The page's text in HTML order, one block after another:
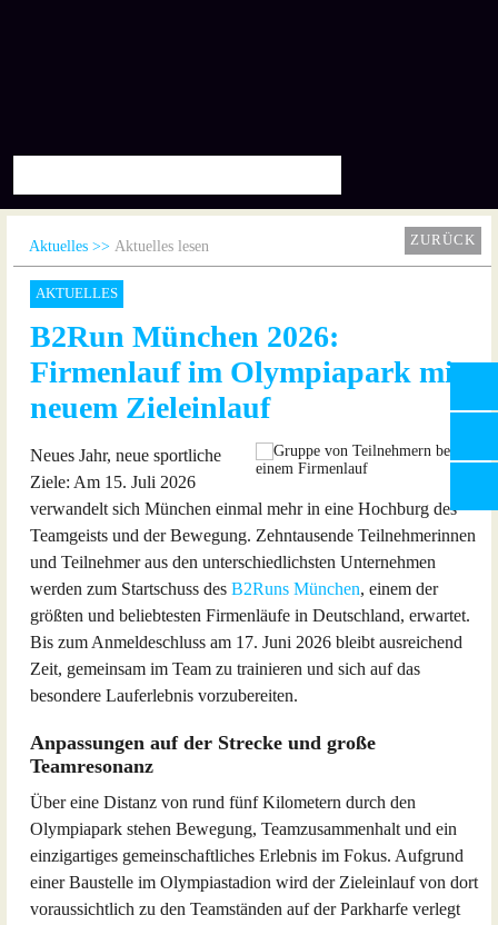
ZURÜCK
Aktuelles Aktuelles lesen
AKTUELLES
B2Run München 2026:
Firmenlauf im Olympiapark mit
neuem Zieleinlauf
Neues Jahr, neue sportliche
Ziele: Am 15. Juli 2026
verwandelt sich München einmal mehr in eine Hochburg des
Teamgeists und der Bewegung. Zehntausende Teilnehmerinnen
und Teilnehmer aus den unterschiedlichsten Unternehmen
werden zum Startschuss des B2Runs München, einem der
größten und beliebtesten Firmenläufe in Deutschland, erwartet.
Bis zum Anmeldeschluss am 17. Juni 2026 bleibt ausreichend
Zeit, gemeinsam im Team zu trainieren und sich auf das
besondere Lauferlebnis vorzubereiten.
Anpassungen auf der Strecke und große
Teamresonanz
Über eine Distanz von rund fünf Kilometern durch den
Olympiapark stehen Bewegung, Teamzusammenhalt und ein
einzigartiges gemeinschaftliches Erlebnis im Fokus. Aufgrund
einer Baustelle im Olympiastadion wird der Zieleinlauf von dort
voraussichtlich zu den Teamständen auf der Parkharfe verlegt